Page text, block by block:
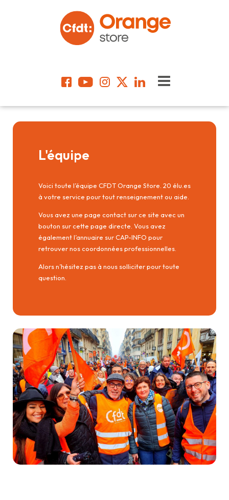
L'équipe
Voici toute l’équipe CFDT Orange Store. 20 élu.es
à votre service pour tout renseignement ou aide.
Vous avez une page contact sur ce site avec un
bouton sur cette page directe. Vous avez
également l’annuaire sur CAP-INFO pour
retrouver nos coordonnées professionnelles.
Alors n’hésitez pas à nous solliciter pour toute
question.